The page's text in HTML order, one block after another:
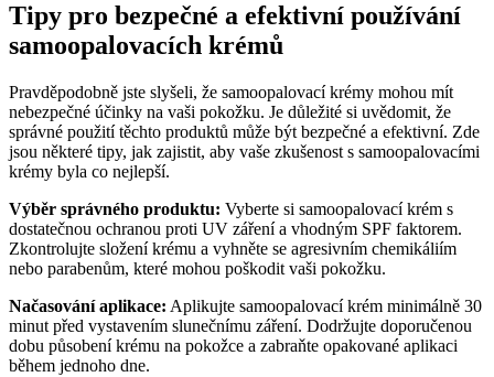
Tipy pro bezpečné a efektivní používání
samoopalovacích krémů
Pravděpodobně jste slyšeli, že samoopalovací krémy mohou mít
nebezpečné účinky na vaši pokožku. Je důležité si uvědomit, že
správné použití těchto produktů může být bezpečné a efektivní. Zde
jsou některé tipy, jak zajistit, aby vaše zkušenost s samoopalovacími
krémy byla co nejlepší.
Výběr správného produktu: Vyberte si samoopalovací krém s
dostatečnou ochranou proti UV záření a vhodným SPF faktorem.
Zkontrolujte složení krému a vyhněte se agresivním chemikáliím
nebo parabenům, které mohou poškodit vaši pokožku.
Načasování aplikace: Aplikujte samoopalovací krém minimálně 30
minut před vystavením slunečnímu záření. Dodržujte doporučenou
dobu působení krému na pokožce a zabraňte opakované aplikaci
během jednoho dne.